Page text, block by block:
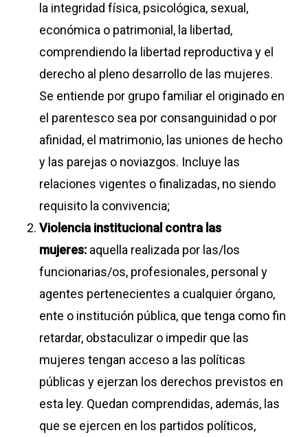
la integridad física, psicológica, sexual,
económica o patrimonial, la libertad,
comprendiendo la libertad reproductiva y el
derecho al pleno desarrollo de las mujeres.
Se entiende por grupo familiar el originado en
el parentesco sea por consanguinidad o por
afinidad, el matrimonio, las uniones de hecho
y las parejas o noviazgos. Incluye las
relaciones vigentes o finalizadas, no siendo
requisito la convivencia;
Violencia institucional contra las
mujeres:aquella realizada por las/los
funcionarias/os, profesionales, personal y
agentes pertenecientes a cualquier órgano,
ente o institución pública, que tenga como fin
retardar, obstaculizar o impedir que las
mujeres tengan acceso a las políticas
públicas y ejerzan los derechos previstos en
esta ley. Quedan comprendidas, además, las
que se ejercen en los partidos políticos,